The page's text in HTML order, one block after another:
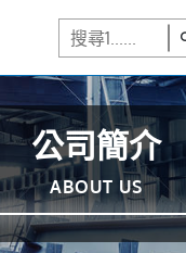
公司簡介
ABOUT US